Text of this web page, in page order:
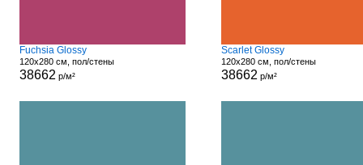
Fuchsia Glossy
120x280 см, пол/стены
38662 р/м²
Scarlet Glossy
120x280 см, пол/стены
38662 р/м²